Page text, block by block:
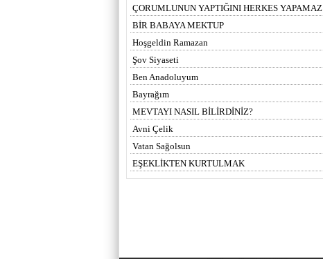
ÇORUMLUNUN YAPTIĞINI HERKES YAPAMAZ
BİR BABAYA MEKTUP
Hoşgeldin Ramazan
Şov Siyaseti
Ben Anadoluyum
Bayrağım
MEVTAYI NASIL BİLİRDİNİZ?
Avni Çelik
Vatan Sağolsun
EŞEKLİKTEN KURTULMAK